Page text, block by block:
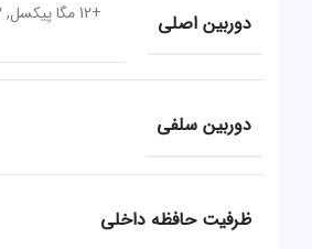
دوربین اصلی
دوربین سلفی
ظرفیت حافظه داخلی